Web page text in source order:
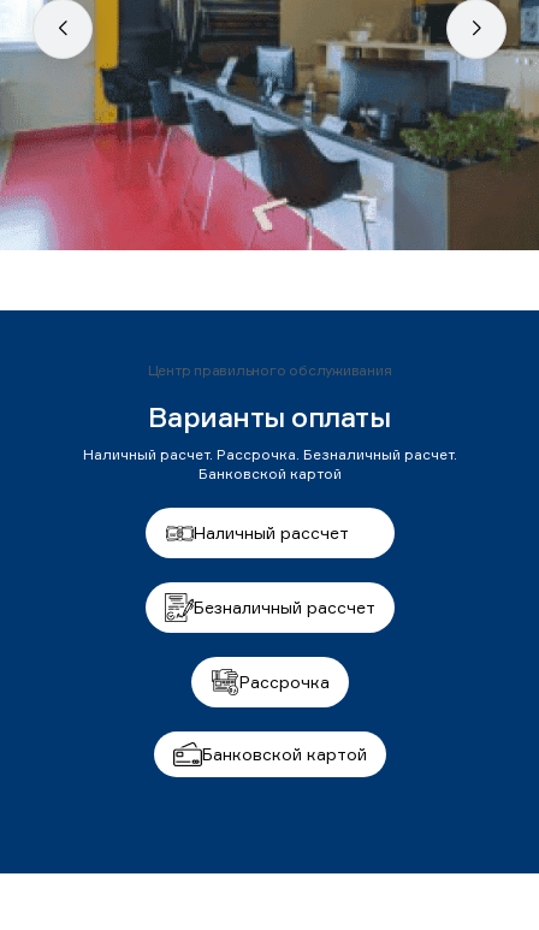
Центр правильного обслуживания
Варианты оплаты
Наличный расчет. Рассрочка. Безналичный расчет.
Банковской картой
Наличный рассчет
Безналичный рассчет
Рассрочка
Банковской картой